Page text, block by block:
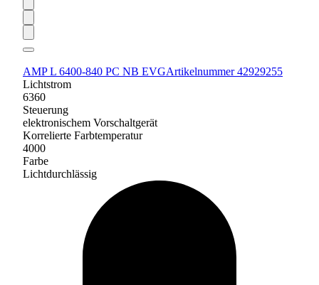
AMP L 6400-840 PC NB EVGArtikelnummer 42929255
Lichtstrom
6360
Steuerung
elektronischem Vorschaltgerät
Korrelierte Farbtemperatur
4000
Farbe
Lichtdurchlässig